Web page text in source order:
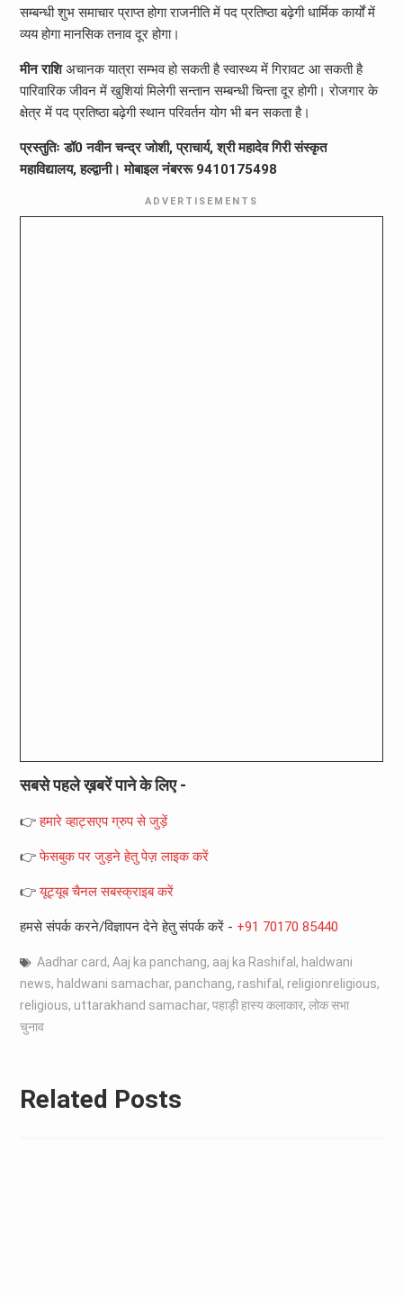
सम्बन्धी शुभ समाचार प्राप्त होगा राजनीति में पद प्रतिष्ठा बढ़ेगी धार्मिक कार्यों में
व्यय होगा मानसिक तनाव दूर होगा।
मीन राशिअचानक यात्रा सम्भव हो सकती है स्वास्थ्य में गिरावट आ सकती है
पारिवारिक जीवन में खुशियां मिलेगी सन्तान सम्बन्धी चिन्ता दूर होगी। रोजगार के
क्षेत्र में पद प्रतिष्ठा बढ़ेगी स्थान परिवर्तन योग भी बन सकता है।
प्रस्तुतिः डॉ0 नवीन चन्द्र जोशी, प्राचार्य, श्री महादेव गिरी संस्कृत
महाविद्यालय, हल्द्वानी। मोबाइल नंबररू 9410175498
ADVERTISEMENTS
सबसे पहले ख़बरें पाने के लिए -
👉हमारे व्हाट्सएप ग्रुप से जुड़ें
👉फेसबुक पर जुड़ने हेतु पेज़ लाइक करें
👉यूट्यूब चैनल सबस्क्राइब करें
हमसे संपर्क करने/विज्ञापन देने हेतु संपर्क करें - +91 70170 85440
Aadhar card, Aaj ka panchang, aaj ka Rashifal , haldwani
news, haldwani samachar, panchang, rashifal , religionreligious,
religious, uttarakhand samachar, पहाड़ी हास्य कलाकार, लोक सभा
चुनाव
Related Posts